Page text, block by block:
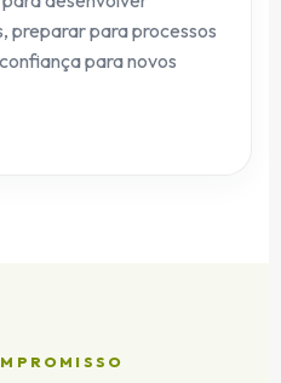
preparar para processos
para novos